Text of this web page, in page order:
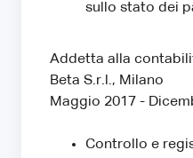
sullo stato dei
Addetta alla
Beta S.r.l., Milano
Maggio 2017 -
Controllo e